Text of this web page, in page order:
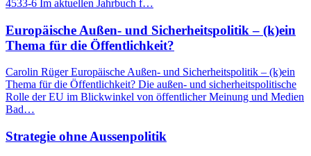
4533-6 Im aktuellen Jahrbuch f…
Europäische Außen- und Sicherheitspolitik – (k)ein
Thema für die Öffentlichkeit?
Carolin Rüger Europäische Außen- und Sicherheitspolitik – (k)ein
Thema für die Öffentlichkeit? Die außen- und sicherheitspolitische
Rolle der EU im Blickwinkel von öffentlicher Meinung und Medien
Bad…
Strategie ohne Aussenpolitik